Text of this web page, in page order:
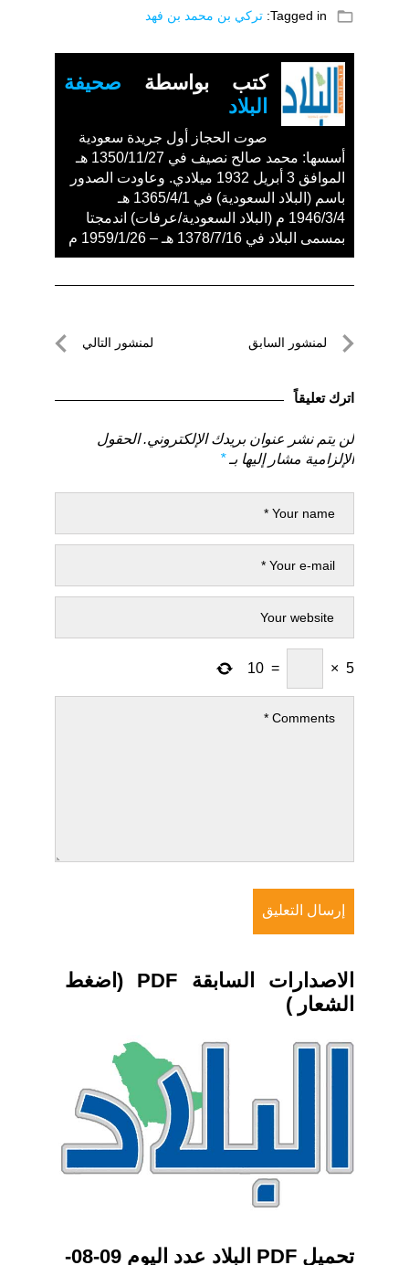
folder_open
Tagged in: تركي بن محمد بن فهد
كتب بواسطة صحيفة
البلاد
صوت الحجاز أول جريدة سعودية
أسسها: محمد صالح نصيف في 1350/11/27 هـ
الموافق 3 أبريل 1932 ميلادي. وعاودت الصدور
باسم (البلاد السعودية) في 1365/4/1 هـ
1946/3/4 م (البلاد السعودية/عرفات) اندمجتا
بمسمى البلاد في 1378/7/16 هـ – 1959/1/26 م
تصفّحلمنشور السابق
السابق
لمنشور التالي
اترك تعليقاً
لن يتم نشر عنوان بريدك الإلكتروني. الحقول
الإلزامية مشار إليها بـ*
5
×
=
10
الاصدارات السابقة PDF (اضغط
الشعار )
تحميل PDF البلاد عدد اليوم 09-08-